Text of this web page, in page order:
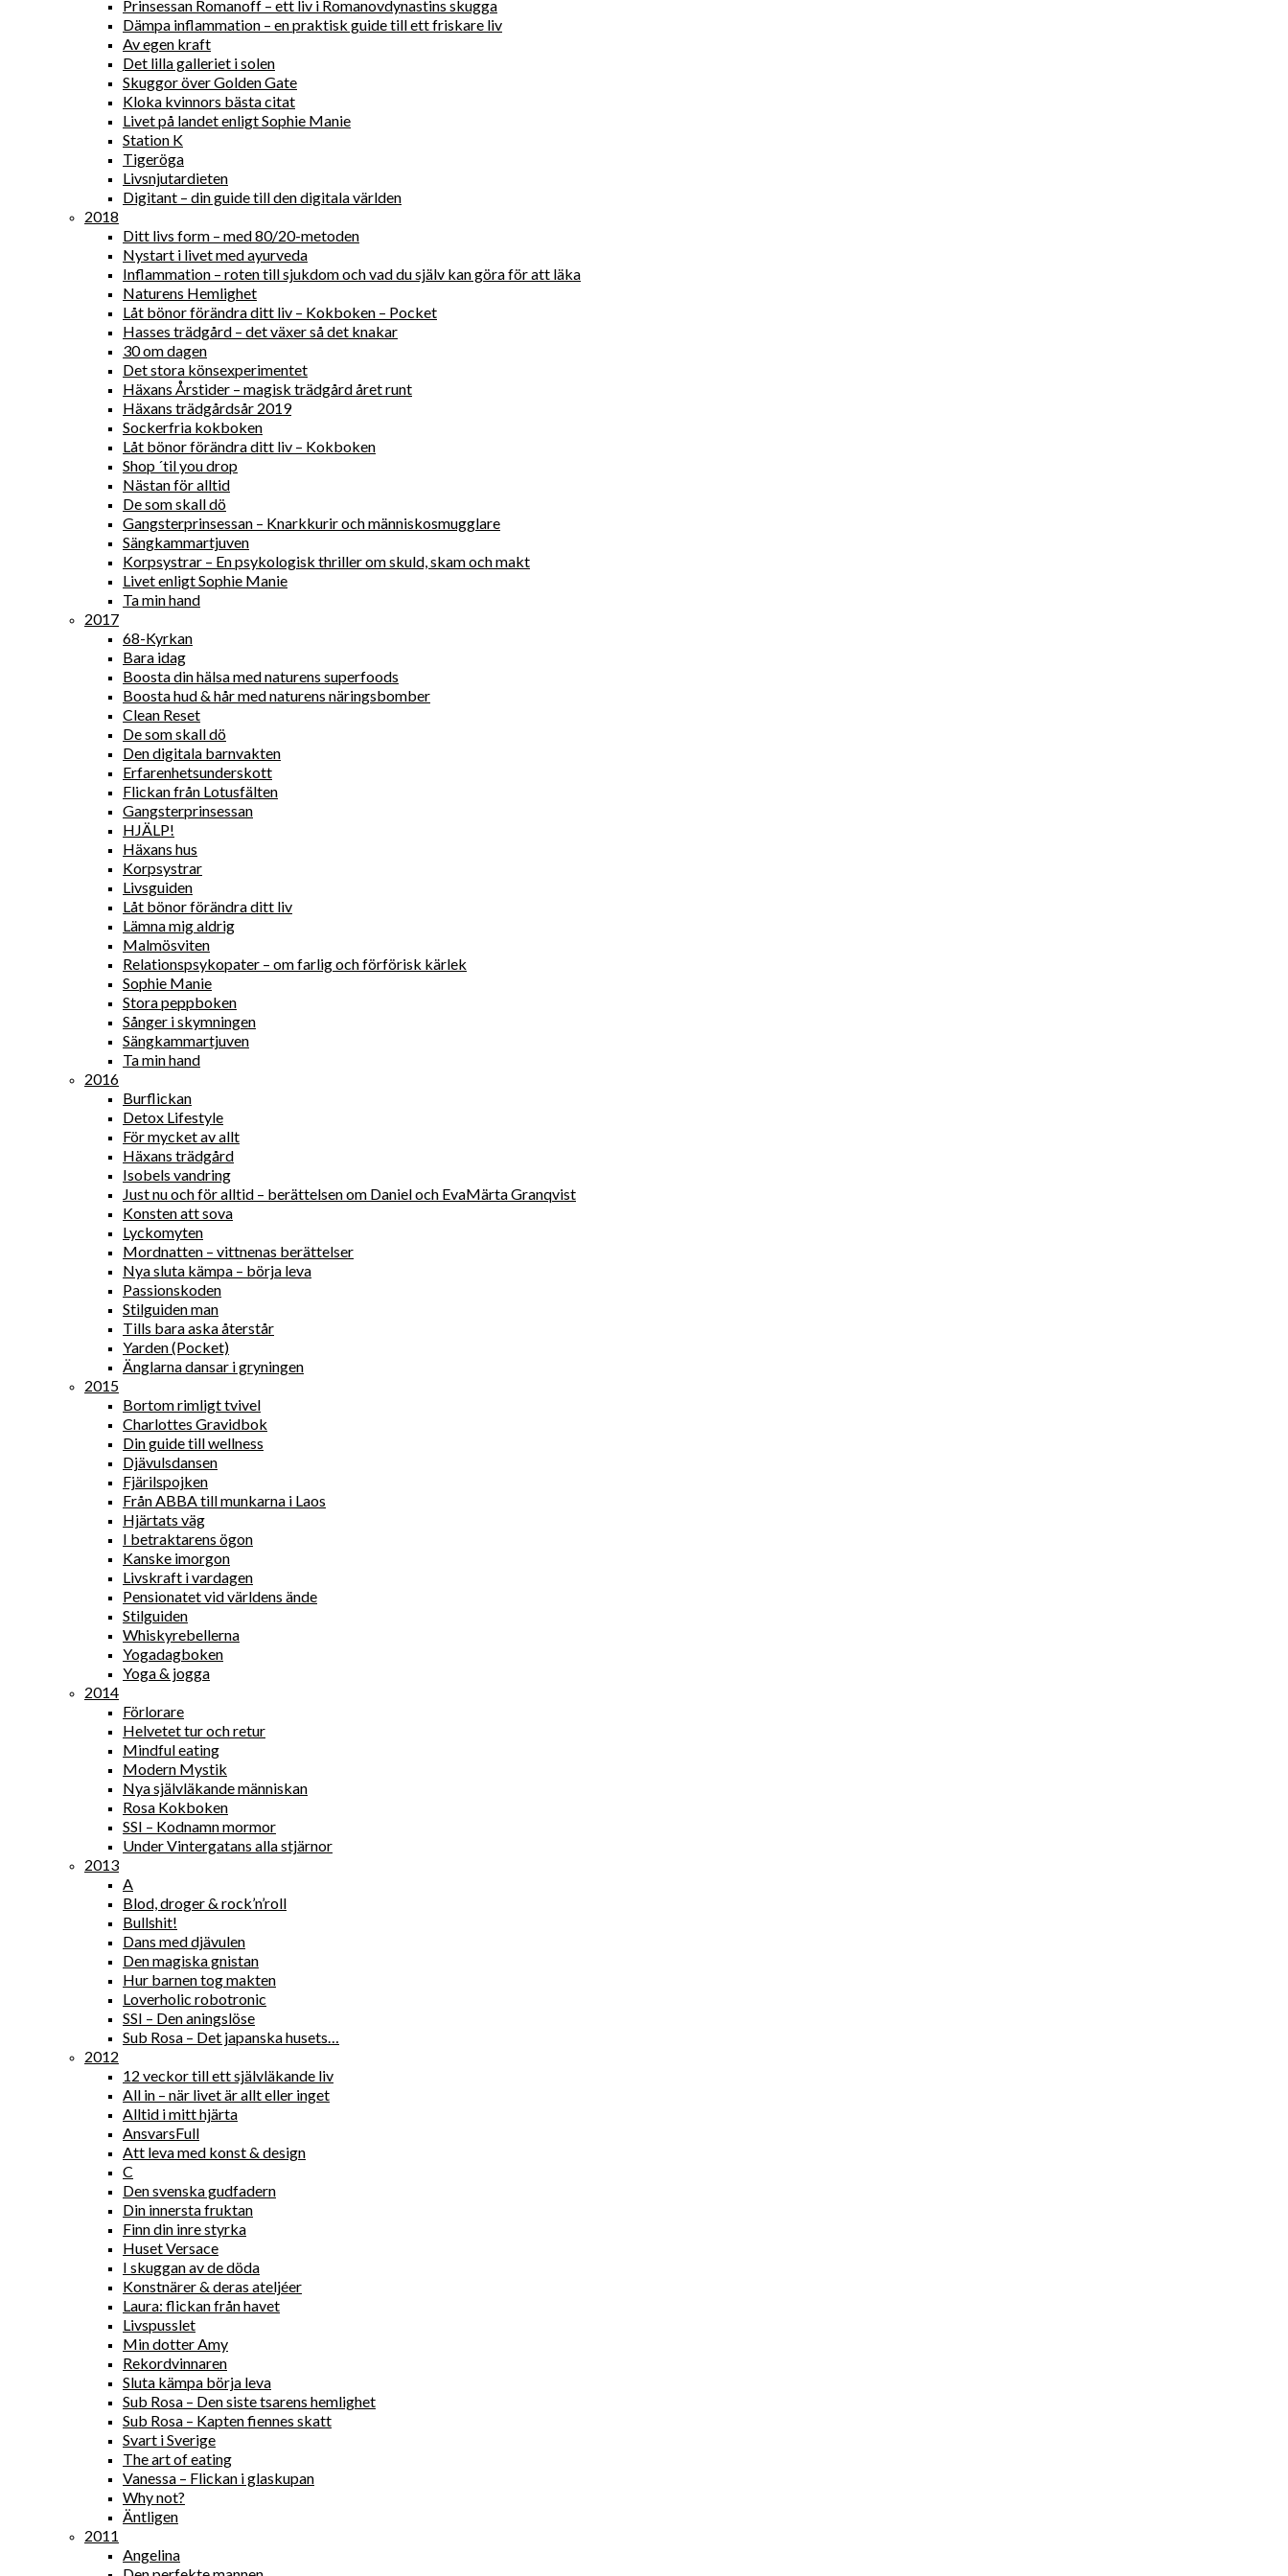
Prinsessan Romanoff – ett liv i Romanovdynastins skugga
Dämpa inflammation – en praktisk guide till ett friskare liv
Av egen kraft
Det lilla galleriet i solen
Skuggor över Golden Gate
Kloka kvinnors bästa citat
Livet på landet enligt Sophie Manie
Station K
Tigeröga
Livsnjutardieten
Digitant – din guide till den digitala världen
2018
Ditt livs form – med 80/20-metoden
Nystart i livet med ayurveda
Inflammation – roten till sjukdom och vad du själv kan göra för att läka
Naturens Hemlighet
Låt bönor förändra ditt liv – Kokboken – Pocket
Hasses trädgård – det växer så det knakar
30 om dagen
Det stora könsexperimentet
Häxans Årstider – magisk trädgård året runt
Häxans trädgårdsår 2019
Sockerfria kokboken
Låt bönor förändra ditt liv – Kokboken
Shop ´til you drop
Nästan för alltid
De som skall dö
Gangsterprinsessan – Knarkkurir och människosmugglare
Sängkammartjuven
Korpsystrar – En psykologisk thriller om skuld, skam och makt
Livet enligt Sophie Manie
Ta min hand
2017
68-Kyrkan
Bara idag
Boosta din hälsa med naturens superfoods
Boosta hud & hår med naturens näringsbomber
Clean Reset
De som skall dö
Den digitala barnvakten
Erfarenhetsunderskott
Flickan från Lotusfälten
Gangsterprinsessan
HJÄLP!
Häxans hus
Korpsystrar
Livsguiden
Låt bönor förändra ditt liv
Lämna mig aldrig
Malmösviten
Relationspsykopater – om farlig och förförisk kärlek
Sophie Manie
Stora peppboken
Sånger i skymningen
Sängkammartjuven
Ta min hand
2016
Burflickan
Detox Lifestyle
För mycket av allt
Häxans trädgård
Isobels vandring
Just nu och för alltid – berättelsen om Daniel och EvaMärta Granqvist
Konsten att sova
Lyckomyten
Mordnatten – vittnenas berättelser
Nya sluta kämpa – börja leva
Passionskoden
Stilguiden man
Tills bara aska återstår
Yarden (Pocket)
Änglarna dansar i gryningen
2015
Bortom rimligt tvivel
Charlottes Gravidbok
Din guide till wellness
Djävulsdansen
Fjärilspojken
Från ABBA till munkarna i Laos
Hjärtats väg
I betraktarens ögon
Kanske imorgon
Livskraft i vardagen
Pensionatet vid världens ände
Stilguiden
Whiskyrebellerna
Yogadagboken
Yoga & jogga
2014
Förlorare
Helvetet tur och retur
Mindful eating
Modern Mystik
Nya självläkande människan
Rosa Kokboken
SSI – Kodnamn mormor
Under Vintergatans alla stjärnor
2013
A
Blod, droger & rock’n’roll
Bullshit!
Dans med djävulen
Den magiska gnistan
Hur barnen tog makten
Loverholic robotronic
SSI – Den aningslöse
Sub Rosa – Det japanska husets…
2012
12 veckor till ett självläkande liv
All in – när livet är allt eller inget
Alltid i mitt hjärta
AnsvarsFull
Att leva med konst & design
C
Den svenska gudfadern
Din innersta fruktan
Finn din inre styrka
Huset Versace
I skuggan av de döda
Konstnärer & deras ateljéer
Laura: flickan från havet
Livspusslet
Min dotter Amy
Rekordvinnaren
Sluta kämpa börja leva
Sub Rosa – Den siste tsarens hemlighet
Sub Rosa – Kapten fiennes skatt
Svart i Sverige
The art of eating
Vanessa – Flickan i glaskupan
Why not?
Äntligen
2011
Angelina